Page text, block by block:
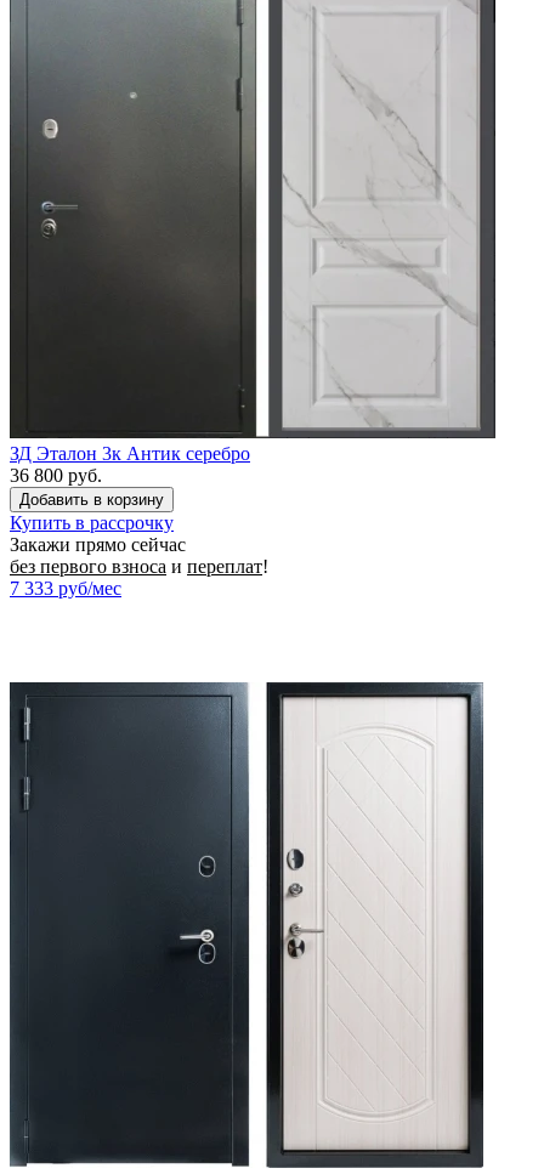
ЗД Эталон 3к Антик серебро
36 800 руб.
Купить в рассрочку
Закажи прямо сейчас
без первого взноса и переплат!
7 333 руб/мес